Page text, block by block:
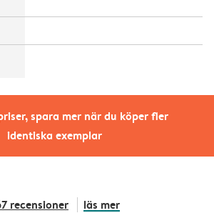
spara mer när du köper fler
identiska exemplar
recensioner läs mer